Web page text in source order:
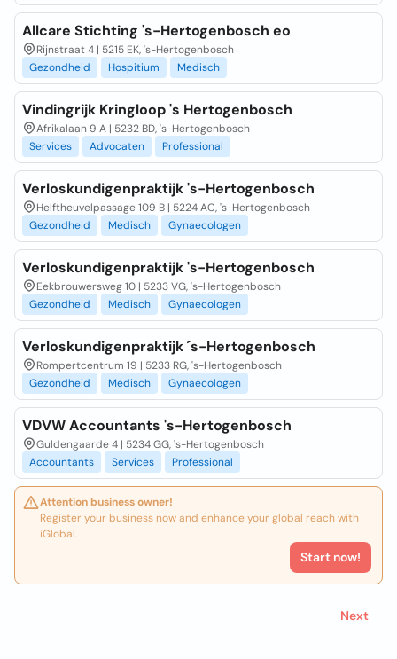
Allcare Stichting 's-Hertogenbosch eo
Rijnstraat 4 | 5215 EK, 's-Hertogenbosch
Gezondheid
Hospitium Medisch
Vindingrijk Kringloop 's Hertogenbosch
Afrikalaan 9 A | 5232 BD, 's-Hertogenbosch
Services
Advocaten Professional
Verloskundigenpraktijk 's-Hertogenbosch
Helftheuvelpassage 109 B | 5224 AC, 's-Hertogenbosch
Gezondheid
Medisch Gynaecologen
Verloskundigenpraktijk 's-Hertogenbosch
Eekbrouwersweg 10 | 5233 VG, 's-Hertogenbosch
Gezondheid
Medisch Gynaecologen
Verloskundigenpraktijk ´s-Hertogenbosch
Rompertcentrum 19 | 5233 RG, 's-Hertogenbosch
Gezondheid
Medisch Gynaecologen
VDVW Accountants 's-Hertogenbosch
Guldengaarde 4 | 5234 GG, 's-Hertogenbosch
Accountants
Services Professional
Attention business owner!
Register your business now and enhance your global reach with
iGlobal.
Start now!
Next